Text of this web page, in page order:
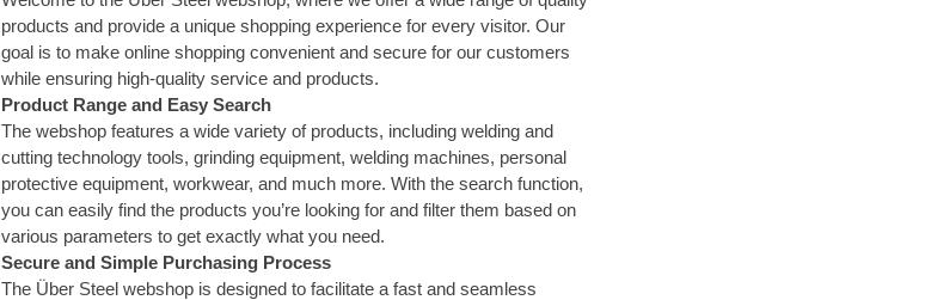
products and provide a unique shopping experience for every visitor. Our
goal is to make online shopping convenient and secure for our customers
while ensuring high-quality service and products.
Product Range and Easy Search
The webshop features a wide variety of products, including welding and
cutting technology tools, grinding equipment, welding machines, personal
protective equipment, workwear, and much more. With the search function,
you can easily find the products you’re looking for and filter them based on
various parameters to get exactly what you need.
Secure and Simple Purchasing Process
The Über Steel webshop is designed to facilitate a fast and seamless